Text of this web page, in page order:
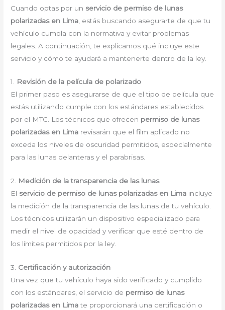
Cuando optas por un servicio de permiso de lunas
polarizadas en Lima , estás buscando asegurarte de que tu
vehículo cumpla con la normativa y evitar problemas
legales. A continuación, te explicamos qué incluye este
servicio y cómo te ayudará a mantenerte dentro de la ley.
1. Revisión de la película de polarizado
El primer paso es asegurarse de que el tipo de película que
estás utilizando cumple con los estándares establecidos
por el MTC. Los técnicos que ofrecen permiso de lunas
polarizadas en Lima revisarán que el film aplicado no
exceda los niveles de oscuridad permitidos, especialmente
para las lunas delanteras y el parabrisas.
2. Medición de la transparencia de las lunas
El servicio de permiso de lunas polarizadas en Lima incluye
la medición de la transparencia de las lunas de tu vehículo.
Los técnicos utilizarán un dispositivo especializado para
medir el nivel de opacidad y verificar que esté dentro de
los límites permitidos por la ley.
3. Certificación y autorización
Una vez que tu vehículo haya sido verificado y cumplido
con los estándares, el servicio de permiso de lunas
polarizadas en Limate proporcionará una certificación o